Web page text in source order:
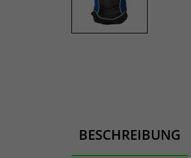
BESCHREIBUNG